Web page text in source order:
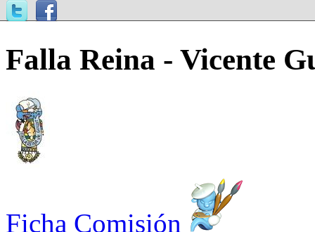
Falla Reina - Vicente
Ficha Comisión